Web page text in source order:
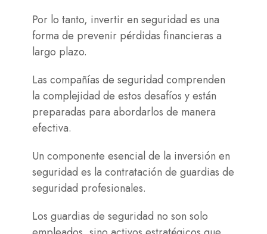
Por lo tanto, invertir en seguridad es una
forma de prevenir pérdidas financieras a
largo plazo.
Las compañías de seguridad comprenden
la complejidad de estos desafíos y están
preparadas para abordarlos de manera
efectiva.
Un componente esencial de la inversión en
seguridad es la contratación de guardias de
seguridad profesionales.
Los guardias de seguridad no son solo